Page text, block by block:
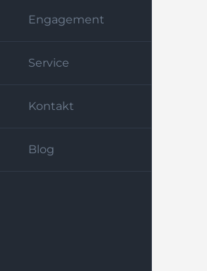
Engagement
Service
Kontakt
Blog